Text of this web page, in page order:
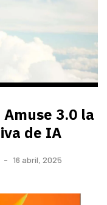
3.0 la
de IA
16 abril, 2025